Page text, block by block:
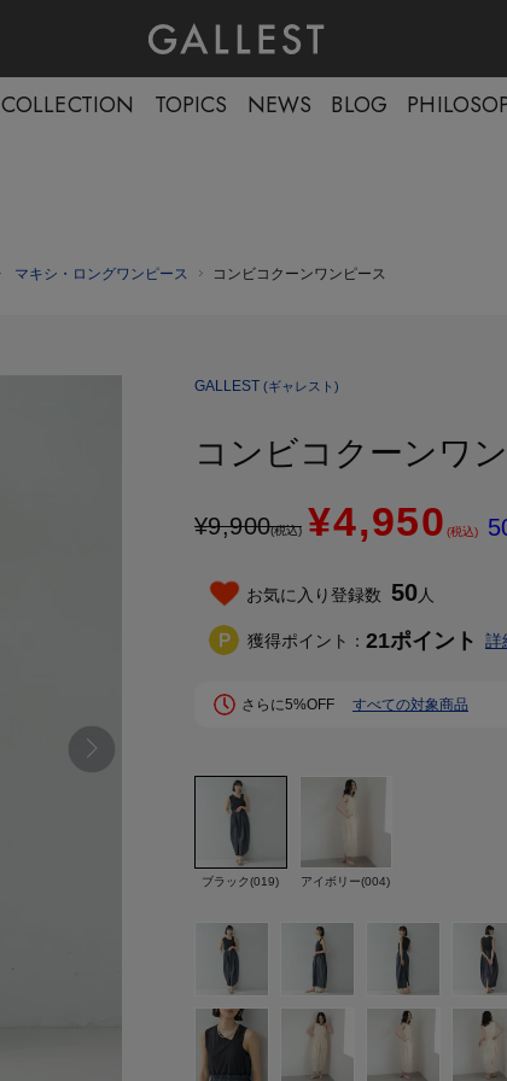
COLLECTION TOPICS NEWS BLOG
マキシ・ロングワンピース コンビコクーンワンピース
GALLEST (ギャレスト)
コンビコクーンワ
¥9,900(税込) ¥4,950 (税込)
お気に入り登録数 50人
獲得ポイント： 21ポイント 詳
さらに5%OFF すべての対象商品
ブラック(019) アイボリー(004)